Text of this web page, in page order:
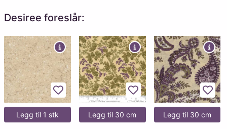
Desiree foreslår:
Legg til favoritter
Legg til 1 stk
Legg til favoritter
Legg til 30 cm Legg til 30 cm